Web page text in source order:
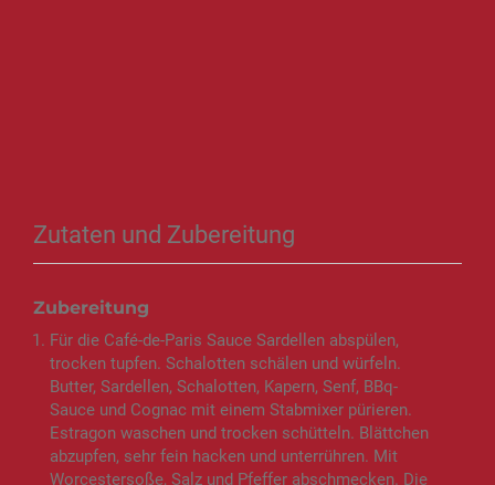
Zutaten und Zubereitung
Zubereitung
Für die Café-de-Paris Sauce Sardellen abspülen,
trocken tupfen. Schalotten schälen und würfeln.
Butter, Sardellen, Schalotten, Kapern, Senf, BBq-
Sauce und Cognac mit einem Stabmixer pürieren.
Estragon waschen und trocken schütteln. Blättchen
abzupfen, sehr fein hacken und unterrühren. Mit
Worcestersoße, Salz und Pfeffer abschmecken. Die